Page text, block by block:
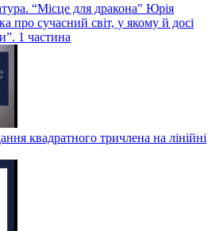
“Місце для дракона" Юрія
про сучасний світ, у якому й досі
1 частина
квадратного тричлена на лінійні